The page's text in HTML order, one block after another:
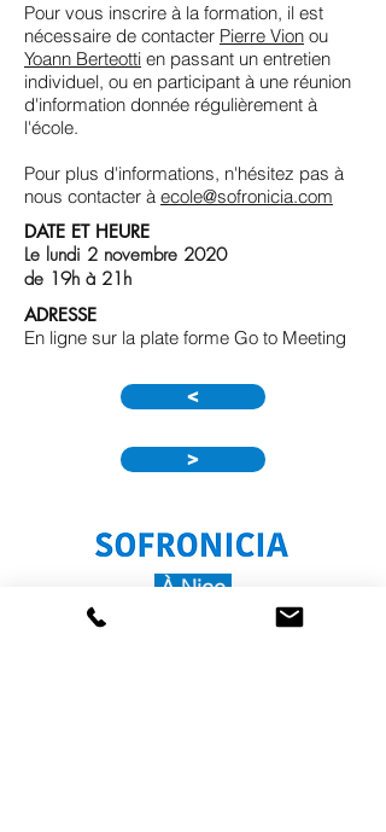
Pour vous inscrire à la formation, il est
nécessaire de contacter Pierre Vion ou
Yoann Berteotti en passant un entretien
individuel, ou en participant à une réunion
d'information donnée régulièrement à
l'école.
Pour plus d'informations, n'hésitez pas à
nous contacter à ecole@sofronicia.com
DATE ET HEURE
Le lundi 2 novembre 2020
de 19h à 21h
ADRESSE
En ligne sur la plate forme Go to Meeting
<
>
À Nice
40 boulevard Jean Ossola